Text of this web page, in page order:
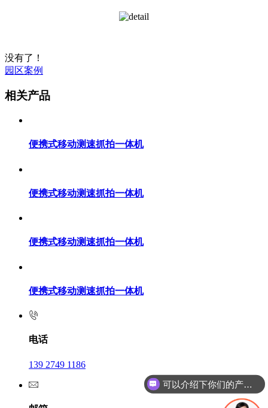
没有了！
园区案例
相关产品
便携式移动测速抓拍一体机
便携式移动测速抓拍一体机
便携式移动测速抓拍一体机
便携式移动测速抓拍一体机
电话
139 2749 1186
可以介绍下你们的产品么